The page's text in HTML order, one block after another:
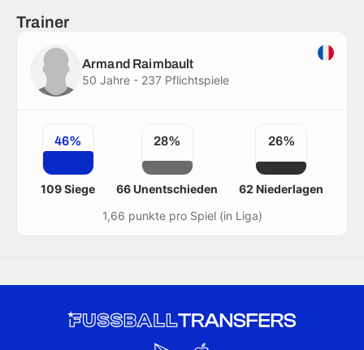
Trainer
Armand Raimbault
50 Jahre - 237 Pflichtspiele
46%
109 Siege
28%
66 Unentschieden
26%
62 Niederlagen
1,66 punkte pro Spiel (in Liga)